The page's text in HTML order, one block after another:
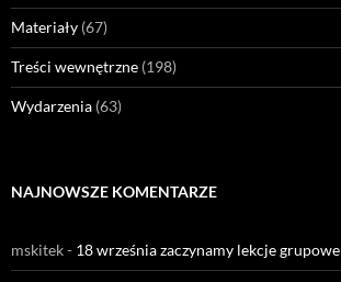
Materiały (67)
Treści wewnętrzne (198)
Wydarzenia (63)
NAJNOWSZE KOMENTARZE
mskitek- 18 września zaczynamy lekcje grupowe